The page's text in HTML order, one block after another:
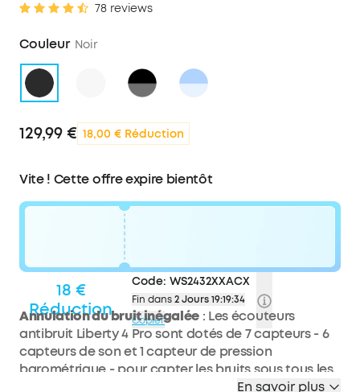
78 reviews
Couleur Noir
129,99 € 18,00 € Réduction
Vite ! Cette offre expire bientôt
18 €
Réduction
Code: WS2432XXACX
Fin dans2 Jours 19:19:33
Copier
Annulation du bruit inégalée : Les écouteurs
antibruit Liberty 4 Pro sont dotés de 7 capteurs - 6
capteurs de son et 1 capteur de pression
barométrique - pour capter les bruits sous tous les
angles. De l'avion au train, profitez d'un voyage
En savoir plus